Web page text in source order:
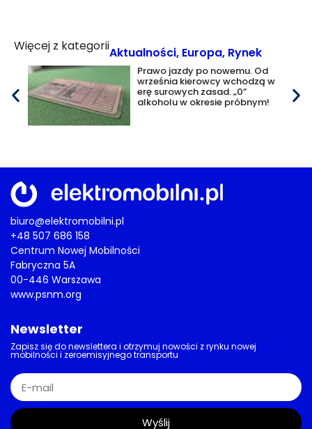
Więcej z kategoriiAktualności, Europa, Rynek
Prawo jazdy po nowemu. Od
września kierowcy wchodzą w
erę surowych zasad. „0”
alkoholu w okresie próbnym!
biuro@elektromobilni.pl
+48 507 686 158
Centrum Nowej Mobilności
Fabryczna 5A
00-446 Warszawa
www.psnm.org
Newsletter
Zapisz się do newslettera i otrzymuj nowości z rynku nowej
mobilności i zeroemisyjnego transportu
Wyślij